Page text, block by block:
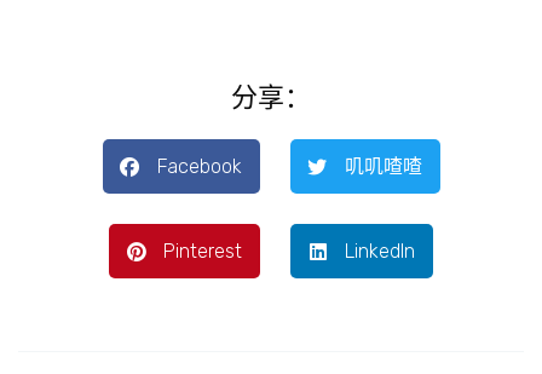
分享：
Facebook 叽叽喳喳
Pinterest LinkedIn